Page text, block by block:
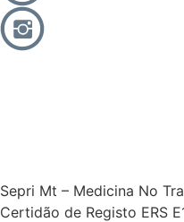
Sepri Mt – Medicina No
Certidão de Registo ERS